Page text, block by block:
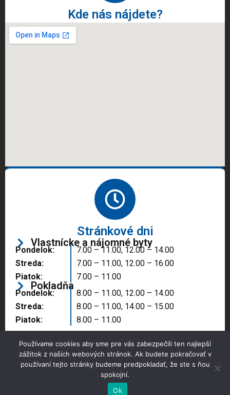
Kde nás nájdete?
Stránkové dni
Vlastnícke a nájomné byty
Pondelok:
Streda:
Piatok:
7.00 – 11.00, 12.00 – 14.00
7.00 – 11.00, 12.00 – 16.00
7.00 – 11.00
Pokladňa
Pondelok:
Streda:
Piatok:
8.00 – 11.00, 12.00 – 14.00
8.00 – 11.00, 14.00 – 15.00
8.00 – 11.00
Copyright © 2025 Správa majetku mesta, n.o.,
Partizánske
Používame cookies aby sme pre vás zabezpečili ten najlepší
zážitok z našich webových stránok. Ak budete pokračovať v
používaní tejto stránky budeme predpokladať, že ste s ňou
spokojní.
Ok